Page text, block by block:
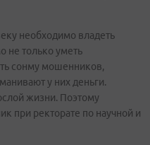
необходимо владеть
не только уметь
сонму мошенников,
у них деньги.
жизни. Поэтому
при ректорате по научной и